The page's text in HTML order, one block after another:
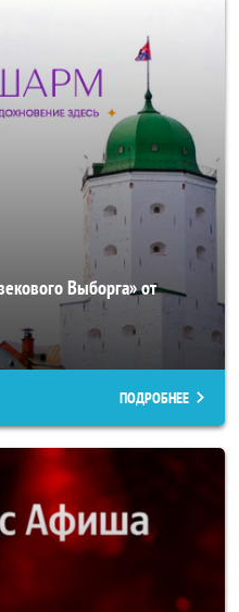
Выборга» от
ПОДРОБНЕЕ